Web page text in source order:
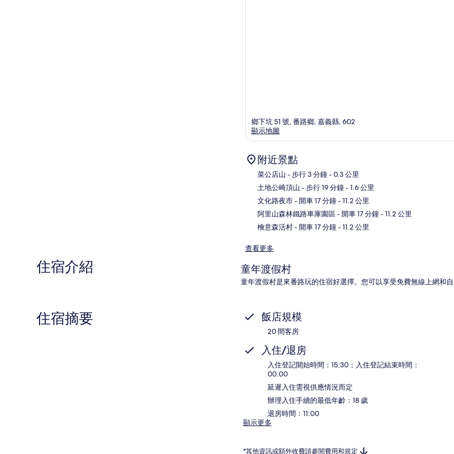
鄉下坑 51 號, 番路鄉, 嘉義縣, 602
顯示地圖
附近景點
菜公店山 - 步行 3 分鐘- 0.3 公里
土地公崎頂山 - 步行 19 分鐘- 1.6 公里
文化路夜市- 開車 17 分鐘- 11.2 公里
阿里山森林鐵路車庫園區- 開車 17 分鐘- 11.2 公里
檜意森活村- 開車 17 分鐘- 11.2 公里
查看更多
住宿介紹 童年渡假村
童年渡假村是來番路玩的住宿好選擇。您可以享受免費無線上網和
住宿摘要 飯店規模
20 間客房
入住/退房
入住登記開始時間：15:30；入住登記結束時間：
00:00
延遲入住需視供應情況而定
辦理入住手續的最低年齡：18 歲
退房時間：11:00
顯示更多
*其他資訊或額外收費請參閱費用和規定